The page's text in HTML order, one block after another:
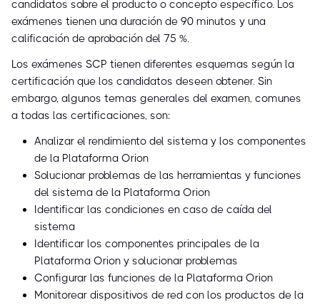
candidatos sobre el producto o concepto específico. Los
exámenes tienen una duración de 90 minutos y una
calificación de aprobación del 75 %.
Los exámenes SCP tienen diferentes esquemas según la
certificación que los candidatos deseen obtener. Sin
embargo, algunos temas generales del examen, comunes
a todas las certificaciones, son:
Analizar el rendimiento del sistema y los componentes
de la Plataforma Orion
Solucionar problemas de las herramientas y funciones
del sistema de la Plataforma Orion
Identificar las condiciones en caso de caída del
sistema
Identificar los componentes principales de la
Plataforma Orion y solucionar problemas
Configurar las funciones de la Plataforma Orion
Monitorear dispositivos de red con los productos de la